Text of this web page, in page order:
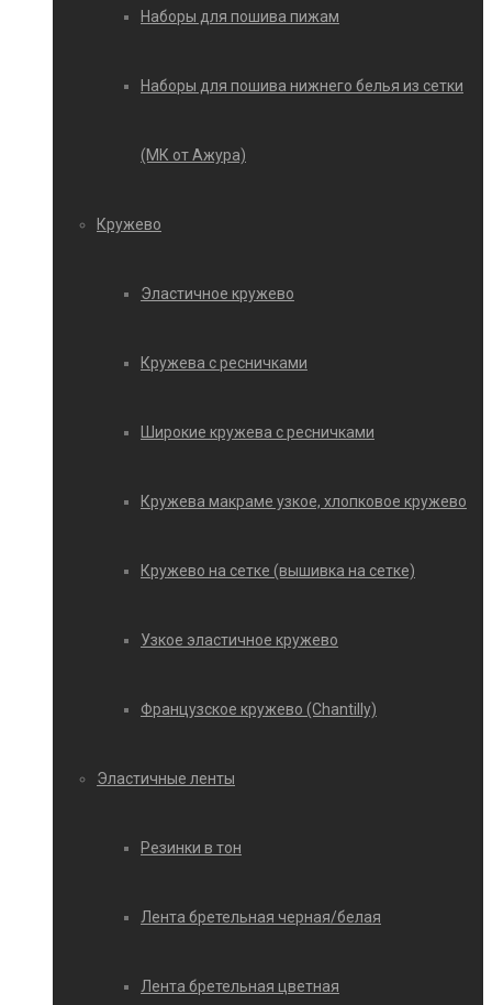
Наборы для пошива пижам
Наборы для пошива нижнего белья из сетки
(МК от Ажура)
Кружево
Эластичное кружево
Кружева с ресничками
Широкие кружева с ресничками
Кружева макраме узкое, хлопковое кружево
Кружево на сетке (вышивка на сетке)
Узкое эластичное кружево
Французское кружево (Chantilly)
Эластичные ленты
Резинки в тон
Лента бретельная черная/белая
Лента бретельная цветная